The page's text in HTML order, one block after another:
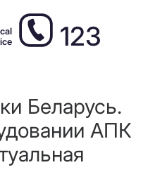
123
Беларусь.
АПК